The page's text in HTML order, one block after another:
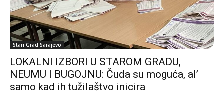
Stari Grad Sarajevo
LOKALNI IZBORI U STAROM GRADU,
NEUMU I BUGOJNU: Čuda su moguća, al’
samo kad ih tužilaštvo inicira